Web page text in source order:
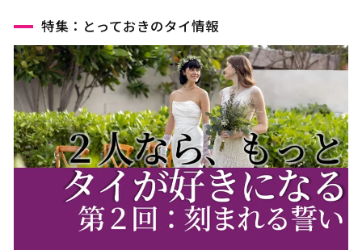
特集：とっておきのタイ情報